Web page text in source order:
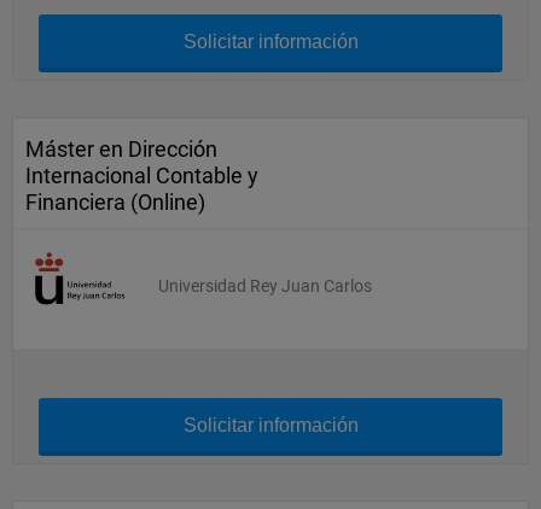
Solicitar información
Máster en Dirección
Internacional Contable y
Financiera (Online)
Universidad Rey Juan Carlos
Solicitar información